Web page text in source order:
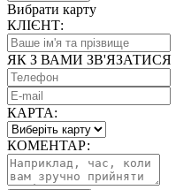
Вибрати карту
КЛІЄНТ:
ЯК З ВАМИ ЗВ'ЯЗАТИСЯ
КАРТА:
КОМЕНТАР: